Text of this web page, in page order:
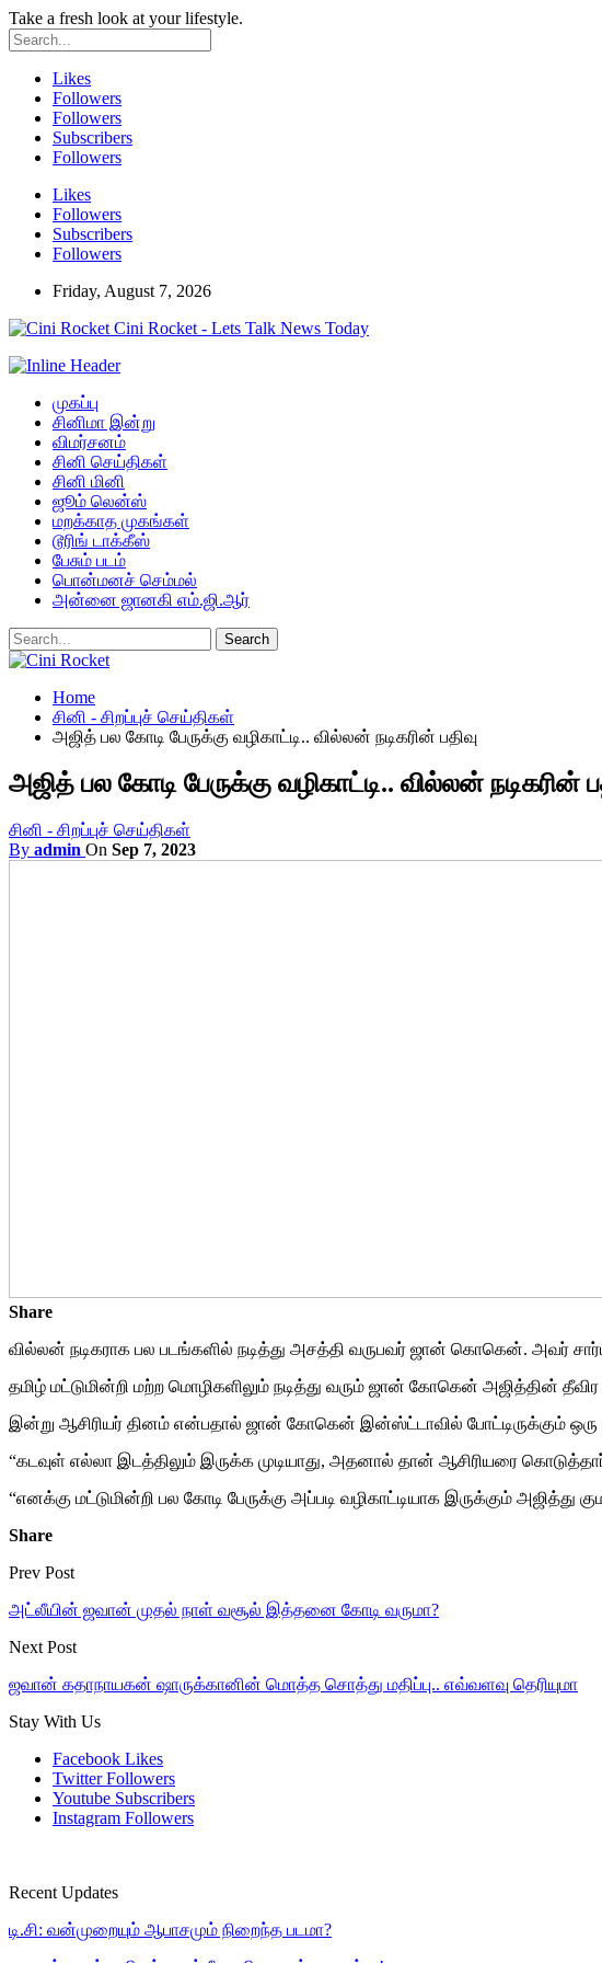
Take a fresh look at your lifestyle.
Likes
Followers
Followers
Subscribers
Followers
Likes
Followers
Subscribers
Followers
Friday, August 7, 2026
Cini Rocket - Lets Talk News Today
முகப்பு
சினிமா இன்று
விமர்சனம்
சினி செய்திகள்
சினி மினி
ஜூம் லென்ஸ்
மறக்காத முகங்கள்
டூரிங் டாக்கீஸ்
பேசும் படம்
பொன்மனச் செம்மல்
அன்னை ஜானகி எம்.ஜி.ஆர்
Home
சினி - சிறப்புச் செய்திகள்
அஜித் பல கோடி பேருக்கு வழிகாட்டி.. வில்லன் நடிகரின் பதிவு
அஜித் பல கோடி பேருக்கு வழிகாட்டி.. வில்லன் நடிகரின்
சினி - சிறப்புச் செய்திகள்
By admin On Sep 7, 2023
Share
வில்லன் நடிகராக பல படங்களில் நடித்து அசத்தி வருபவர் ஜான் கொகென். அவர்
தமிழ் மட்டுமின்றி மற்ற மொழிகளிலும் நடித்து வரும் ஜான் கோகென் அஜித்தின்
இன்று ஆசிரியர் தினம் என்பதால் ஜான் கோகென் இன்ஸ்ட்டாவில் போட்டிருக்கும் ஒரு
“கடவுள் எல்லா இடத்திலும் இருக்க முடியாது, அதனால் தான் ஆசிரியரை
“எனக்கு மட்டுமின்றி பல கோடி பேருக்கு அப்படி வழிகாட்டியாக இருக்கும் அஜித்து
Share
Prev Post
அட்லீயின் ஜவான் முதல் நாள் வசூல் இத்தனை கோடி வருமா?
Next Post
ஜவான் கதாநாயகன் ஷாருக்கானின் மொத்த சொத்து மதிப்பு.. எவ்வளவு தெரியுமா
Stay With Us
Facebook Likes
Twitter Followers
Youtube Subscribers
Instagram Followers
Recent Updates
டி.சி: வன்முறையும் ஆபாசமும் நிறைந்த படமா?